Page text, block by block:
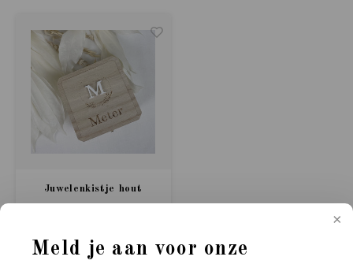
Meld je aan voor onze
Juwelenkistje hout
Een gegraveerd juwelenkistje
€11,95
Stukprijs:€11,95/